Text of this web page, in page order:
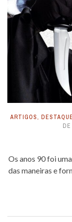
ARTIGOS,
DE
Os anos 90 foi
das maneiras e